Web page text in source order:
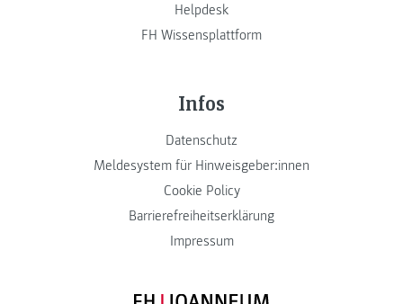
Helpdesk
FH Wissensplattform
Infos
Datenschutz
Meldesystem für Hinweisgeber:innen
Cookie Policy
Barrierefreiheitserklärung
Impressum